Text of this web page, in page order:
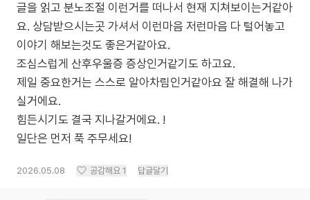
글을 읽고 분노조절 이런거를 떠나서 현재 지쳐보이는거같아
요. 상담받으시는곳 가셔서 이런마음 저런마음 다 털어놓고
이야기 해보는것도 좋은거같아요.
조심스럽게 산후우울증 증상인거같기도 하고요.
제일 중요한거는 스스로 알아차림인거같아요 잘 해결해 나가
실거에요.
힘든시기도 결국 지나갈거에요. !
일단은 먼저 푹 주무세요!
2026.05.08 공감해요 1 답글달기